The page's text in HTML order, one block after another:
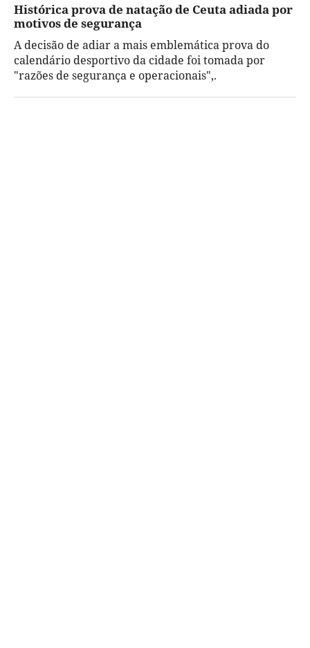
Histórica prova de natação de Ceuta adiada por
motivos de segurança
A decisão de adiar a mais emblemática prova do
calendário desportivo da cidade foi tomada por
"razões de segurança e operacionais",.